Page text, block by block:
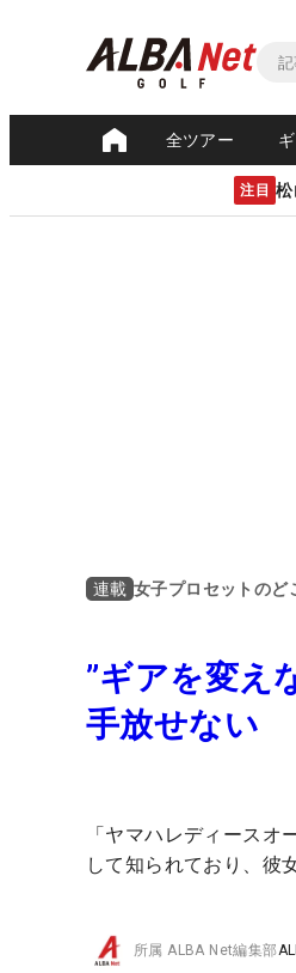
全ツアー
注目
連載 女子プロセットのど
”ギアを変え
手放せない
「ヤマハレディース
して知られており、彼
所属 ALBA Net編集部